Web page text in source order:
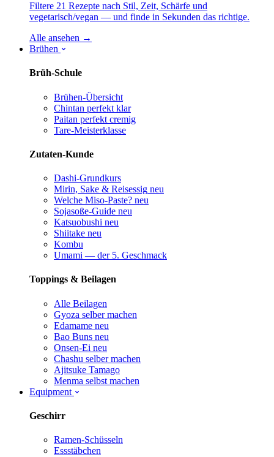
Filtere 21 Rezepte nach Stil, Zeit, Schärfe und
vegetarisch/vegan — und finde in Sekunden das richtige.
Alle ansehen →
Brühen
Brüh-Schule
Brühen-Übersicht
Chintan perfekt klar
Paitan perfekt cremig
Tare-Meisterklasse
Zutaten-Kunde
Dashi-Grundkurs
Mirin, Sake & Reisessig neu
Welche Miso-Paste? neu
Sojasoße-Guide neu
Katsuobushi neu
Shiitake neu
Kombu
Umami — der 5. Geschmack
Toppings & Beilagen
Alle Beilagen
Gyoza selber machen
Edamame neu
Bao Buns neu
Onsen-Ei neu
Chashu selber machen
Ajitsuke Tamago
Menma selbst machen
Equipment
Geschirr
Ramen-Schüsseln
Essstäbchen